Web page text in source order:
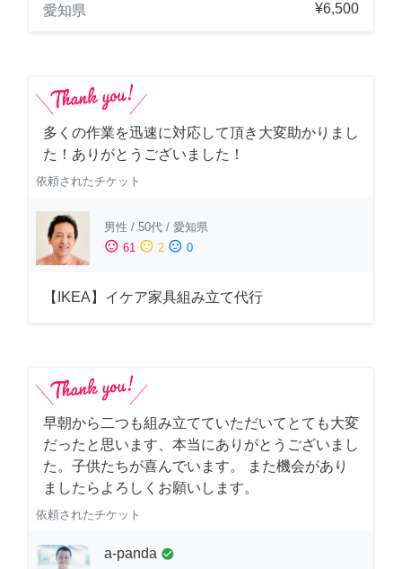
愛知県
¥6,500
多くの作業を迅速に対応して頂き大変助かりまし
た！ありがとうございました！
依頼されたチケット
男性 / 50代 / 愛知県
sentiment_satisfied 61 sentiment_neutral 2 sentiment_dissatisfied 0
【IKEA】イケア家具組み立て代行
早朝から二つも組み立てていただいてとても大変
だったと思います、本当にありがとうございまし
た。子供たちが喜んでいます。 また機会があり
ましたらよろしくお願いします。
依頼されたチケット
a-panda check_circle